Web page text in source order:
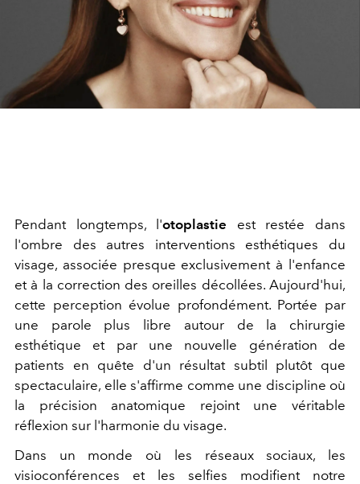
Pendant longtemps, l'otoplastie est restée dans
l'ombre des autres interventions esthétiques du
visage, associée presque exclusivement à l'enfance
et à la correction des oreilles décollées. Aujourd'hui,
cette perception évolue profondément. Portée par
une parole plus libre autour de la chirurgie
esthétique et par une nouvelle génération de
patients en quête d'un résultat subtil plutôt que
spectaculaire, elle s'affirme comme une discipline où
la précision anatomique rejoint une véritable
réflexion sur l'harmonie du visage.
Dans un monde où les réseaux sociaux, les
visioconférences et les selfies modifient notre